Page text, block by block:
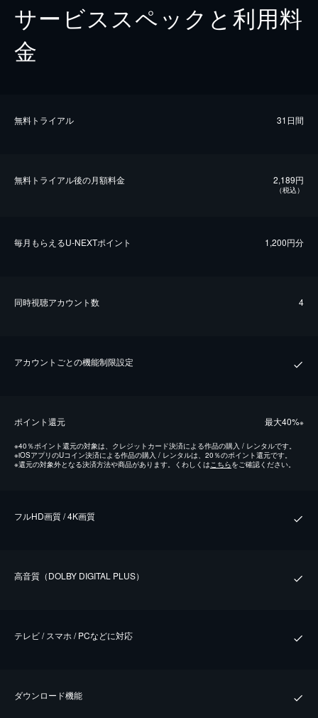
サービススペックと利用料
金
無料トライアル 31日間
無料トライアル後の⽉額料金 2,189円
（税込）
毎⽉もらえるU-NEXTポイント 1,200円分
同時視聴アカウント数 4
アカウントごとの機能制限設定
ポイント還元 最⼤40%※
※40％ポイント還元の対象は、クレジットカード決済による作品の購入 / レンタルです。
※iOSアプリのUコイン決済による作品の購入 / レンタルは、20％のポイント還元です。
※還元の対象外となる決済方法や商品があります。くわしくはこちらをご確認ください。
フルHD画質 / 4K画質
⾼⾳質（DOLBY DIGITAL PLUS）
テレビ / スマホ / PCなどに対応
ダウンロード機能